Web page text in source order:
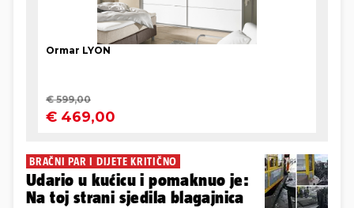
BRAČNI PAR I DIJETE KRITIČNO
Udario u kućicu i pomaknuo je:
Na toj strani sjedila blagajnica